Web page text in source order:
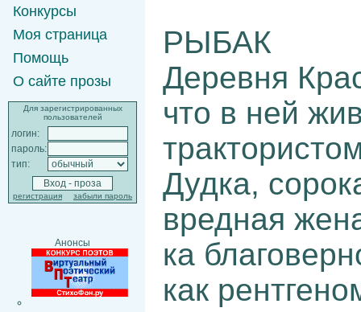
Конкурсы
Моя страница
Помощь
О сайте прозы
Для зарегистрированных
пользователей
логин:
пароль:
тип:
регистрация забыли пароль
Анонсы
РЫБАК
Деревня
что в ней
Дудка,
вредная
ка
как